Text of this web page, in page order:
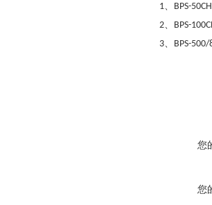
1、 BPS-50CH
2、 BPS-
3、 BPS-
您
您